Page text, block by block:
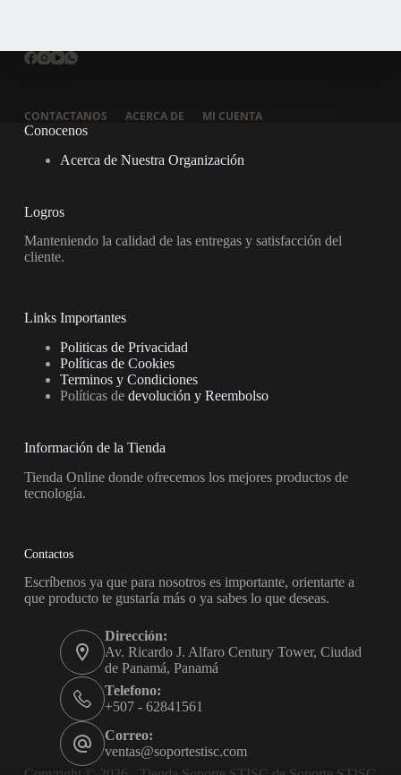
CONTACTANOS ACERCA DE
MI CUENTA
Conocenos
Acerca de Nuestra Organización
Logros
Manteniendo la calidad de las entregas y satisfacción del
cliente.
Links Importantes
Politicas de Privacidad
Políticas de Cookies
Terminos y Condiciones
Políticas de devolución y Reembolso
Información de la Tienda
Tienda Online donde ofrecemos los mejores productos de
tecnología.
Contactos
Escríbenos ya que para nosotros es importante, orientarte a
que producto te gustaría más o ya sabes lo que deseas.
Dirección:
Av. Ricardo J. Alfaro Century Tower, Ciudad
de Panamá, Panamá
Telefono:
+507 - 62841561
Correo:
ventas@soportestisc.com